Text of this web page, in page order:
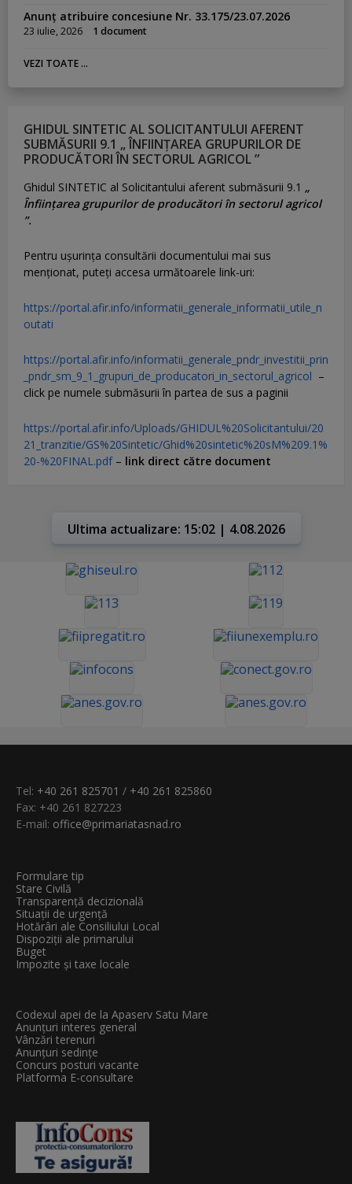
Anunț atribuire concesiune Nr. 33.175/23.07.2026
23 iulie, 2026 1 document
VEZI TOATE ...
GHIDUL SINTETIC AL SOLICITANTULUI AFERENT
SUBMĂSURII 9.1 „ ÎNFIINȚAREA GRUPURILOR DE
PRODUCĂTORI ÎN SECTORUL AGRICOL ”
Ghidul SINTETIC al Solicitantului aferent submăsurii 9.1 „
Înființarea grupurilor de producători în sectorul agricol
”.
Pentru uşurinţa consultării documentului mai sus
menţionat, puteţi accesa următoarele link-uri:
https://portal.afir.info/informatii_generale_informatii_utile_n
outati
https://portal.afir.info/informatii_generale_pndr_investitii_prin
_pndr_sm_9_1_grupuri_de_producatori_in_sectorul_agricol –
click pe numele submăsurii în partea de sus a paginii
https://portal.afir.info/Uploads/GHIDUL%20Solicitantului/20
21_tranzitie/GS%20Sintetic/Ghid%20sintetic%20sM%209.1%
20-%20FINAL.pdf– link direct către document
Ultima actualizare: 15:02 | 4.08.2026
Tel: +40 261 825701 / +40 261 825860
Fax: +40 261 827223
E-mail: office@primariatasnad.ro
Formulare tip
Stare Civilă
Transparenţă decizională
Situații de urgență
Hotărâri ale Consiliului Local
Dispoziții ale primarului
Buget
Impozite și taxe locale
Codexul apei de la Apaserv Satu Mare
Anunțuri interes general
Vânzări terenuri
Anunțuri sedințe
Concurs posturi vacante
Platforma E-consultare